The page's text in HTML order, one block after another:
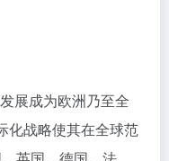
展成为欧洲乃至全
化战略使其在全球范